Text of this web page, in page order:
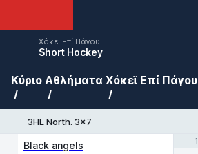
Χόκεϊ Επί Πάγου
Short Hockey
Κύριο Αθλήματα Χόκεϊ Επί Πάγου
3HL North. 3x7
1
Black angels 1